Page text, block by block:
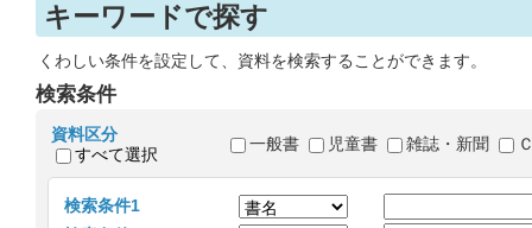
キーワードで探す
くわしい条件を設定して、資料を検索することができます。
検索条件
資料区分
すべて選択
一般書 児童書 雑誌・新聞
検索条件1